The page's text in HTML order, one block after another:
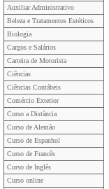
Auxiliar Administrativo
Beleza e Tratamentos Estéticos
Biologia
Cargos e Salários
Carteira de Motorista
Ciências
Ciências Contábeis
Comércio Exterior
Curso a Distância
Curso de Alemão
Curso de Espanhol
Curso de Francês
Curso de Inglês
Curso online